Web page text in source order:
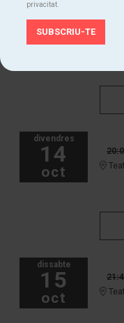
07
oct
divendres
14
oct
dissabte
15
oct
privacitat.